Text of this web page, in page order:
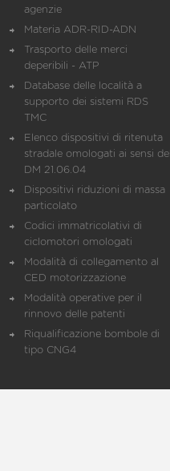
agenzie
Materia ADR-RID-ADN
Trasporto delle merci
deperibili - ATP
Database delle località a
supporto dei sistemi RDS
TMC
Elenco dispositivi di ritenuta
stradale omologati ai sensi del
DM 21.06.04
Dispositivi riduzioni di massa
particolato
Codici immatricolativi di
ciclomotori omologati
Modalità di collegamento al
CED motorizzazione
Modalità operative per il
rinnovo delle patenti
Riqualificazione bombole di
tipo CNG4